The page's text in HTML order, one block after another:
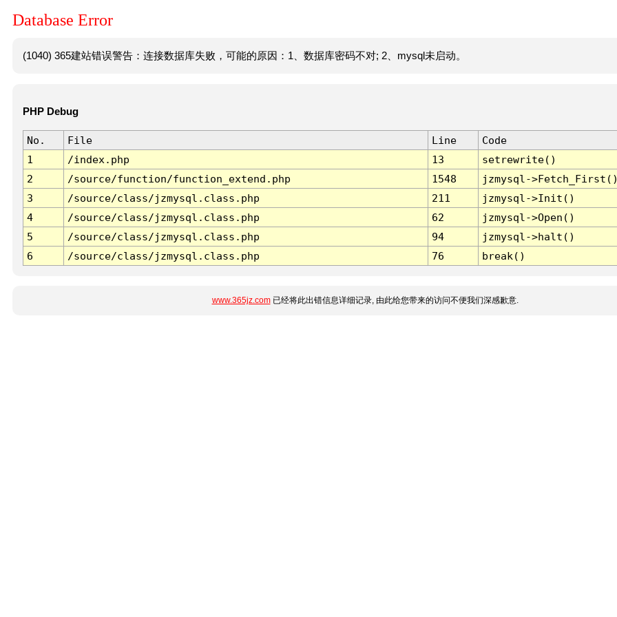
Database Error
(1040) 365建站错误警告：连接数据库失败，可能的原因：1、数据库密码不对; 2、mysql未启动。
PHP Debug
No. File Line
Code
1
/index.php 13
setrewrite()
2
/source/function/function_extend.php 1548
jzmysql-
3
/source/class/jzmysql.class.php 211
jzmysql->Init()
4
/source/class/jzmysql.class.php 62
jzmysql->Open()
5
/source/class/jzmysql.class.php 94
jzmysql->halt()
6
/source/class/jzmysql.class.php 76 break()
www.365jz.com已经将此出错信息详细记录, 由此给您带来的访问不便我们深感歉意.